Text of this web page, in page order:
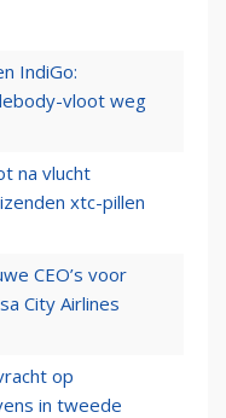
IndiGo:
vloot weg
na vlucht
xtc-pillen
CEO’s voor
City Airlines
op
in tweede